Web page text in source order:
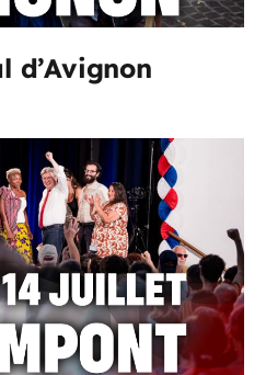
d’Avignon